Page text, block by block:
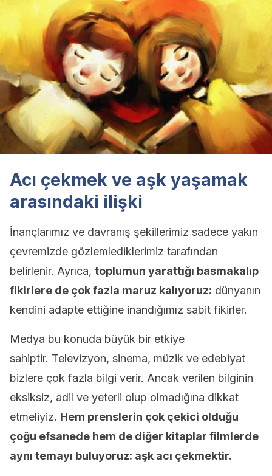
Acı çekmek ve aşk yaşamak
arasındaki ilişki
İnançlarımız ve davranış şekillerimiz sadece yakın
çevremizde gözlemlediklerimiz tarafından
belirlenir. Ayrıca, toplumun yarattığı basmakalıp
fikirlere de çok fazla maruz kalıyoruz: dünyanın
kendini adapte ettiğine inandığımız sabit fikirler.
Medya bu konuda büyük bir etkiye
sahiptir. Televizyon, sinema, müzik ve edebiyat
bizlere çok fazla bilgi verir. Ancak verilen bilginin
eksiksiz, adil ve yeterli olup olmadığına dikkat
etmeliyiz. Hem prenslerin çok çekici olduğu
çoğu efsanede hem de diğer kitaplar filmlerde
aynı temayı buluyoruz: aşk acı çekmektir.